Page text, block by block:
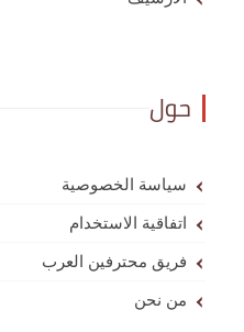
حول
سياسة الخصوصية
اتفاقية الاستخدام
فريق محترفين العرب
من نحن